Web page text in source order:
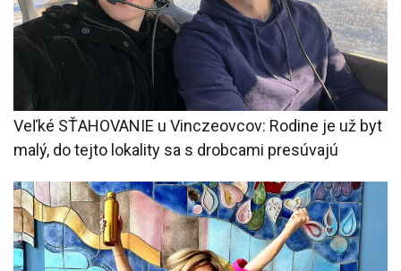
Veľké SŤAHOVANIE u Vinczeovcov: Rodine je už byt
malý, do tejto lokality sa s drobcami presúvajú